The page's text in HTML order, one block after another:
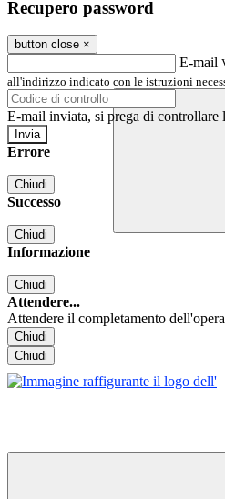
Recupero password
button close ×
E-mail
all'indirizzo indicato con le istruzioni
E-mail inviata, si prega di controllare
Errore
Chiudi
Successo
Chiudi
Informazione
Chiudi
Attendere...
Attendere il completamento
Chiudi
Chiudi